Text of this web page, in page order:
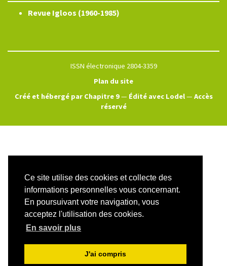
Ce site utilise des cookies et collecte des
informations personnelles vous concernant.
En poursuivant votre navigation, vous
acceptez l'utilisation des cookies.
En savoir plus
J'ai compris
Revue Igloos (1960-1985)
ISSN électronique 2804-3359
Plan du site
Créé et hébergé par Chapitre 9— Édité avec Lodel— Accès
réservé